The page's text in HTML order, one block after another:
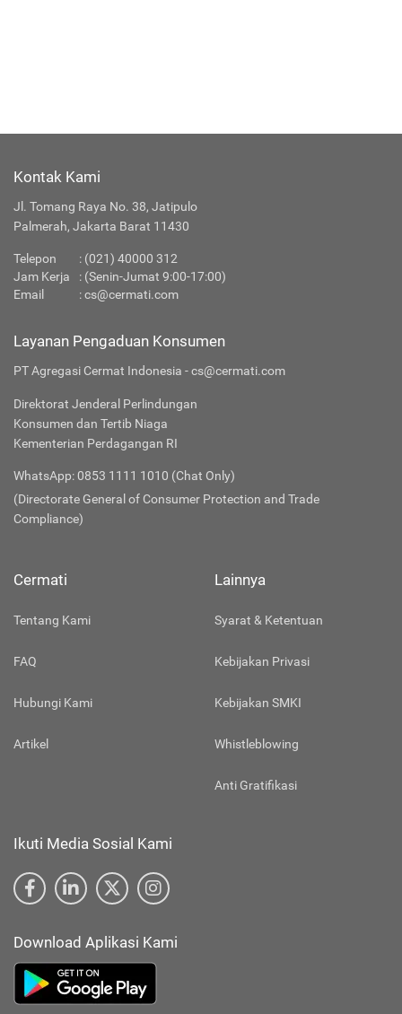
Kontak Kami
Jl. Tomang Raya No. 38, Jatipulo
Palmerah, Jakarta Barat 11430
Telepon : (021) 40000 312
Jam Kerja
: (Senin-Jumat 9:00-17:00)
Email
:cs@cermati.com
Layanan Pengaduan Konsumen
PT Agregasi Cermat Indonesia - cs@cermati.com
Direktorat Jenderal Perlindungan
Konsumen dan Tertib Niaga
Kementerian Perdagangan RI
WhatsApp: 0853 1111 1010 (Chat Only)
(Directorate General of Consumer Protection and Trade
Compliance)
Cermati
Tentang Kami
FAQ
Hubungi Kami
Artikel
Lainnya
Syarat & Ketentuan
Kebijakan Privasi
Kebijakan SMKI
Whistleblowing
Anti Gratifikasi
Ikuti Media Sosial Kami
Download Aplikasi Kami